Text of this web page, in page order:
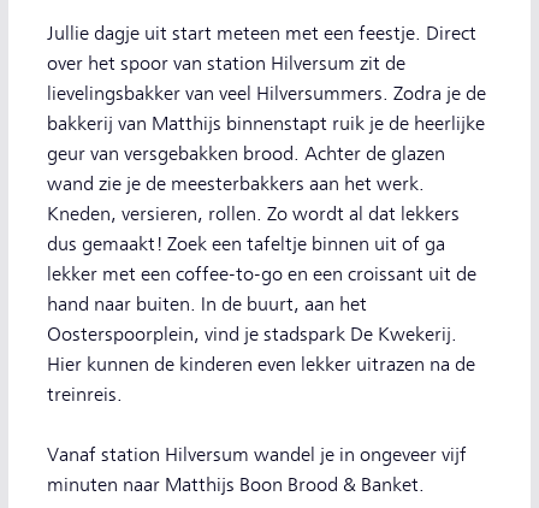
Jullie dagje uit start meteen met een feestje. Direct
over het spoor van station Hilversum zit de
lievelingsbakker van veel Hilversummers. Zodra je de
bakkerij van Matthijs binnenstapt ruik je de heerlijke
geur van versgebakken brood. Achter de glazen
wand zie je de meesterbakkers aan het werk.
Kneden, versieren, rollen. Zo wordt al dat lekkers
dus gemaakt! Zoek een tafeltje binnen uit of ga
lekker met een coffee-to-go en een croissant uit de
hand naar buiten. In de buurt, aan het
Oosterspoorplein, vind je stadspark De Kwekerij.
Hier kunnen de kinderen even lekker uitrazen na de
treinreis.
Vanaf station Hilversum wandel je in ongeveer vijf
minuten naar Matthijs Boon Brood & Banket.